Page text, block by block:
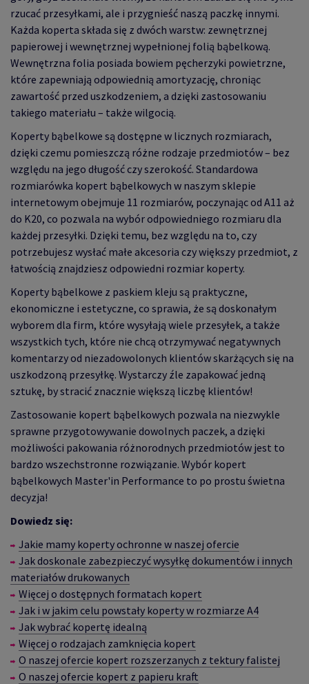
rzucać przesyłkami, ale i przygnieść naszą paczkę innymi.
Każda koperta składa się z dwóch warstw: zewnętrznej
papierowej i wewnętrznej wypełnionej folią bąbelkową.
Wewnętrzna folia posiada bowiem pęcherzyki powietrzne,
które zapewniają odpowiednią amortyzację, chroniąc
zawartość przed uszkodzeniem, a dzięki zastosowaniu
takiego materiału – także wilgocią.
Koperty bąbelkowe są dostępne w licznych rozmiarach,
dzięki czemu pomieszczą różne rodzaje przedmiotów – bez
względu na jego długość czy szerokość. Standardowa
rozmiarówka kopert bąbelkowych w naszym sklepie
internetowym obejmuje 11 rozmiarów, poczynając od A11 aż
do K20, co pozwala na wybór odpowiedniego rozmiaru dla
każdej przesyłki. Dzięki temu, bez względu na to, czy
potrzebujesz wysłać małe akcesoria czy większy przedmiot, z
łatwością znajdziesz odpowiedni rozmiar koperty.
Koperty bąbelkowe z paskiem kleju są praktyczne,
ekonomiczne i estetyczne, co sprawia, że są doskonałym
wyborem dla firm, które wysyłają wiele przesyłek, a także
wszystkich tych, które nie chcą otrzymywać negatywnych
komentarzy od niezadowolonych klientów skarżących się na
uszkodzoną przesyłkę. Wystarczy źle zapakować jedną
sztukę, by stracić znacznie większą liczbę klientów!
Zastosowanie kopert bąbelkowych pozwala na niezwykle
sprawne przygotowywanie dowolnych paczek, a dzięki
możliwości pakowania różnorodnych przedmiotów jest to
bardzo wszechstronne rozwiązanie. Wybór kopert
bąbelkowych Master'in Performance to po prostu świetna
decyzja!
Dowiedz się:
Jakie mamy koperty ochronne w naszej ofercie
Jak doskonale zabezpieczyć wysyłkę dokumentów i innych
materiałów drukowanych
Więcej o dostępnych formatach kopert
Jak i w jakim celu powstały koperty w rozmiarze A4
Jak wybrać kopertę idealną
Więcej o rodzajach zamknięcia kopert
O naszej ofercie kopert rozszerzanych z tektury falistej
O naszej ofercie kopert z papieru kraft